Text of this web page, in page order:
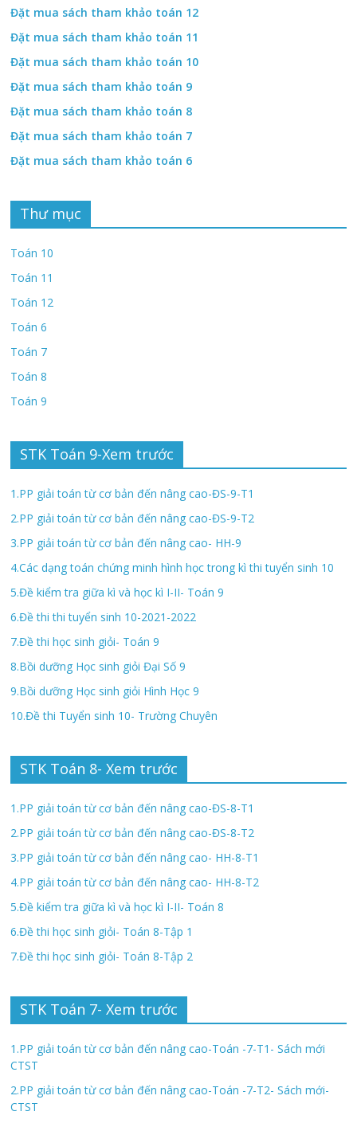
Đặt mua sách tham khảo toán 12
Đặt mua sách tham khảo toán 11
Đặt mua sách tham khảo toán 10
Đặt mua sách tham khảo toán 9
Đặt mua sách tham khảo toán 8
Đặt mua sách tham khảo toán 7
Đặt mua sách tham khảo toán 6
Thư mục
Toán 10
Toán 11
Toán 12
Toán 6
Toán 7
Toán 8
Toán 9
STK Toán 9-Xem trước
1.PP giải toán từ cơ bản đến nâng cao-ĐS-9-T1
2.PP giải toán từ cơ bản đến nâng cao-ĐS-9-T2
3.PP giải toán từ cơ bản đến nâng cao- HH-9
4.Các dạng toán chứng minh hình học trong kì thi tuyển sinh 10
5.Đề kiểm tra giữa kì và học kì I-II- Toán 9
6.Đề thi thi tuyển sinh 10-2021-2022
7.Đề thi học sinh giỏi- Toán 9
8.Bồi dưỡng Học sinh giỏi Đại Số 9
9.Bồi dưỡng Học sinh giỏi Hình Học 9
10.Đề thi Tuyển sinh 10- Trường Chuyên
STK Toán 8- Xem trước
1.PP giải toán từ cơ bản đến nâng cao-ĐS-8-T1
2.PP giải toán từ cơ bản đến nâng cao-ĐS-8-T2
3.PP giải toán từ cơ bản đến nâng cao- HH-8-T1
4.PP giải toán từ cơ bản đến nâng cao- HH-8-T2
5.Đề kiểm tra giữa kì và học kì I-II- Toán 8
6.Đề thi học sinh giỏi- Toán 8-Tập 1
7.Đề thi học sinh giỏi- Toán 8-Tập 2
STK Toán 7- Xem trước
1.PP giải toán từ cơ bản đến nâng cao-Toán -7-T1- Sách mới
CTST
2.PP giải toán từ cơ bản đến nâng cao-Toán -7-T2- Sách mới-
CTST